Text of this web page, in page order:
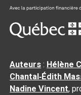
Auteurs : Hélène
Chantal‑Édith
Nadine Vincent,